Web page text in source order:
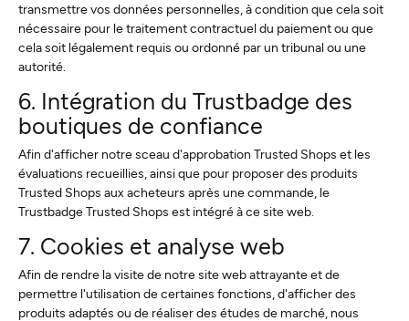
transmettre vos données personnelles, à condition que cela soit
nécessaire pour le traitement contractuel du paiement ou que
cela soit légalement requis ou ordonné par un tribunal ou une
autorité.
6. Intégration du Trustbadge des
boutiques de confiance
Afin d'afficher notre sceau d'approbation Trusted Shops et les
évaluations recueillies, ainsi que pour proposer des produits
Trusted Shops aux acheteurs après une commande, le
Trustbadge Trusted Shops est intégré à ce site web.
7. Cookies et analyse web
Afin de rendre la visite de notre site web attrayante et de
permettre l'utilisation de certaines fonctions, d'afficher des
produits adaptés ou de réaliser des études de marché, nous